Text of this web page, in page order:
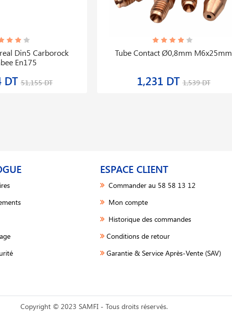
Din5 Carborock
En175
DT51,155 DT
Tube Contact Ø0,8mm M6x25mm
1,231 DT1,539 DT
ESPACE CLIENT
Commander au 58 58 13 12
Mon compte
Historique des commandes
Conditions de retour
Garantie & Service Après-Vente (SAV)
Copyright © 2023 SAMFI - Tous droits réservés.